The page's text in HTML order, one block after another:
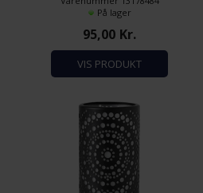
Pakning á 1 stk.
På lager
95,00 Kr.
VIS PRODUKT